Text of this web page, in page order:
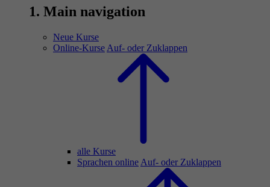
1. Main navigation
Neue Kurse
Online-Kurse Auf- oder Zuklappen
alle Kurse
Sprachen online Auf- oder Zuklappen